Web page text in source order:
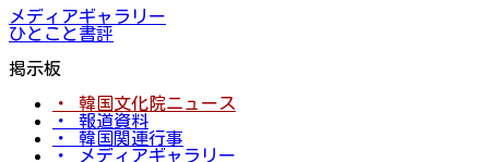
メディアギャラリー
ひとこと書評
掲示板
・ 韓国文化院ニュース
・ 報道資料
・ 韓国関連行事
・ メディアギャラリー